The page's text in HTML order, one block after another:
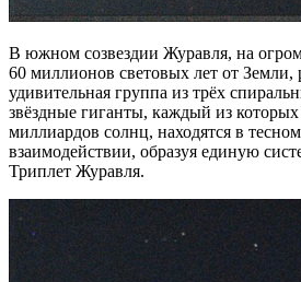
В южном созвездии Журавля, на
60 миллионов световых лет от Земли,
удивительная группа из трёх
звёздные гиганты, каждый из
миллиардов солнц, находятся в
взаимодействии, образуя единую
Триплет Журавля.